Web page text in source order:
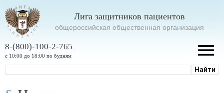
Лига защитников пациентов
oбщероссийская общественная организация
8-(800)-100-2-765
с 10:00 до 18:00 по будням